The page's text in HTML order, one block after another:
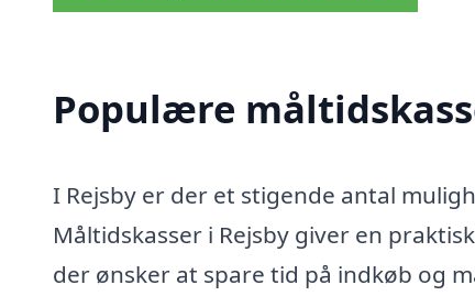
Populære
I Rejsby er der et stigende antal
Måltidskasser i Rejsby giver en
der ønsker at spare tid på indkøb og